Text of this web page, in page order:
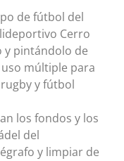
de fútbol del
Cerro
y pintándolo de
múltiple para
y fútbol
los fondos y los
del
y limpiar de